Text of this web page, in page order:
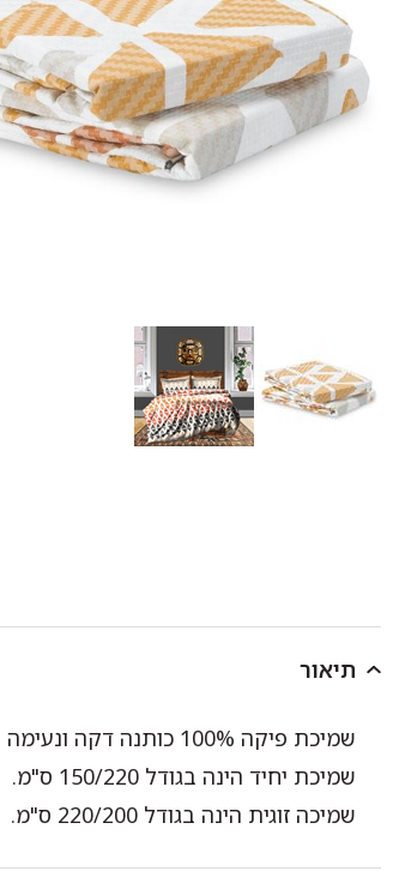
תיאור
שמיכת פיקה 100% כותנה דקה ונעימה המתאימה לעונת הקיץ.
שמיכת יחיד הינה בגודל 150/220 ס"מ.
שמיכה זוגית הינה בגודל 220/200 ס"מ.